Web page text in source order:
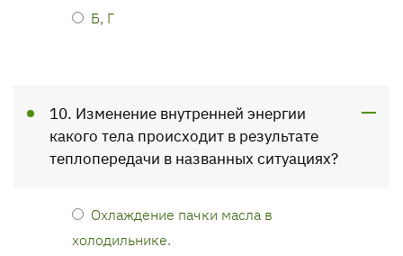
Б, Г
10. Изменение внутренней энергии
какого тела происходит в результате
теплопередачи в названных ситуациях?
Охлаждение пачки масла в
холодильнике.